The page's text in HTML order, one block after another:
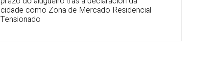
cidade como Zona de Mercado Residencial
Tensionado